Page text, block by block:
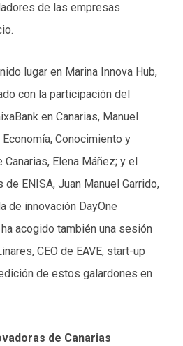
de las empresas
lugar en Marina Innova Hub,
con la participación del
en Canarias, Manuel
Conocimiento y
Elena Máñez; y el
ENISA, Juan Manuel Garrido,
de innovación DayOne
acogido también una sesión
CEO de EAVE, start-up
de estos galardones en
de Canarias